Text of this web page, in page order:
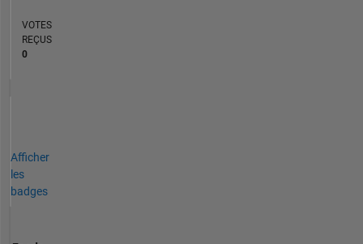
VOTES
REÇUS
0
Afficher
les
badges